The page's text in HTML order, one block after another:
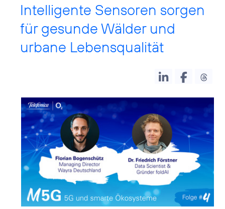
Intelligente Sensoren sorgen
für gesunde Wälder und
urbane Lebensqualität